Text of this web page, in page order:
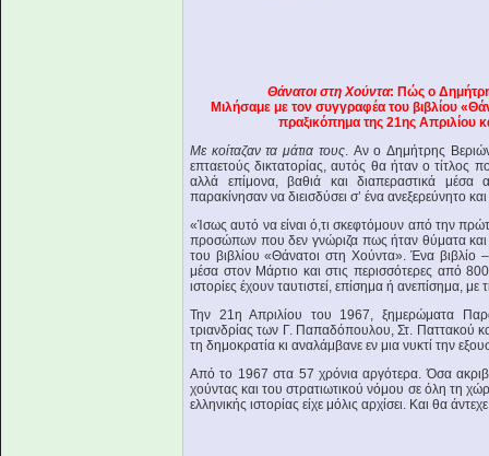
Θάνατοι στη Χούντα: Πώς ο
Μιλήσαμε με τον συγγραφέα του βιβλίου
πραξικόπημα της 21ης Απριλίου
Με κοίταζαν τα μάτια τους. Αν ο Δημήτρης
επταετούς δικτατορίας, αυτός θα ήταν ο τίτλος
αλλά επίμονα, βαθιά και διαπεραστικά
παρακίνησαν να διεισδύσει σ’ ένα ανεξερεύνητο
«Ίσως αυτό να είναι ό,τι σκεφτόμουν από την
προσώπων που δεν γνώριζα πως ήταν θύματα και
του βιβλίου «Θάνατοι στη Χούντα». Ένα
μέσα στον Μάρτιο και στις περισσότερες από
ιστορίες έχουν ταυτιστεί, επίσημα ή ανεπίσημα,
Την 21η Απριλίου του 1967, ξημερώματα
τριανδρίας των Γ. Παπαδόπουλου, Στ. Παττακού
τη δημοκρατία κι αναλάμβανε εν μια νυκτί την
Από το 1967 στα 57 χρόνια αργότερα. Όσα
χούντας και του στρατιωτικού νόμου σε όλη τη
ελληνικής ιστορίας είχε μόλις αρχίσει. Και θα